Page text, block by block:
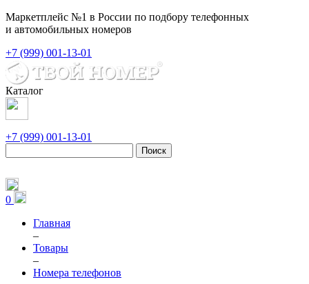
Маркетплейс №1 в России по подбору телефонных
и автомобильных номеров
+7 (999) 001-13-01
Каталог
+7 (999) 001-13-01
Поиск
0
Главная
–
Товары
–
Номера телефонов